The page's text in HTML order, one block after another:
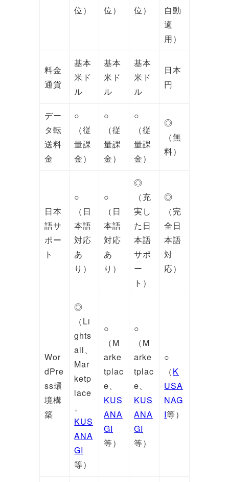
位）
位）
位）
自動
適
用）
料金
通貨
基本
米ド
ル
基本
米ド
ル
基本
米ド
ル
日本
円
デー
タ転
送料
金
○
（従
量課
金）
○
（従
量課
金）
○
（従
量課
金）
◎
（無
料）
日本
語サ
ポー
ト
○
（日
本語
対応
あ
り）
○
（日
本語
対応
あ
り）
◎
（充
実し
た日
本語
サポ
ー
ト）
◎
（完
全日
本語
対
応）
Wor
dPre
ss環
境構
築
◎
（Li
ghts
ail、
Mar
ketp
lace
、
KUS
ANA
GI
等）
○
（M
arke
tplac
e、
KUS
ANA
GI
等）
○
（M
arke
tplac
e、
KUS
ANA
GI
等）
○
（K
USA
NAG
I等）